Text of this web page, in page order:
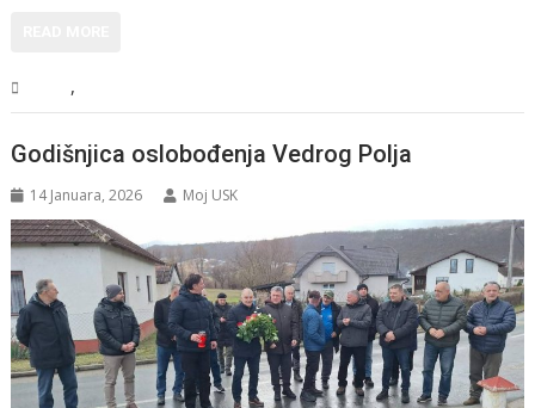
,
Godišnjica oslobođenja Vedrog Polja
14 Januara, 2026 Moj USK